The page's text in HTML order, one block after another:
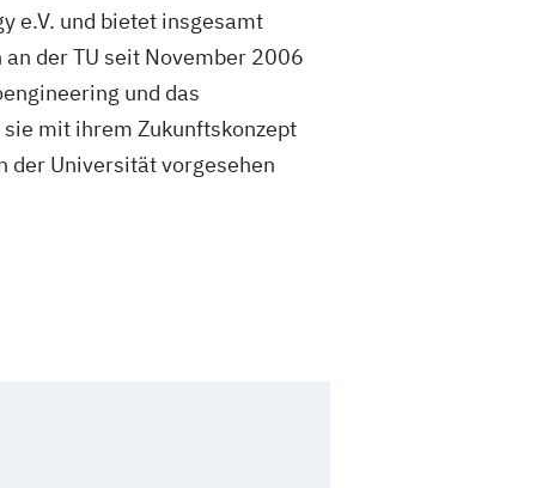
e.V. und bietet insgesamt
der TU seit November 2006
und das
mit ihrem Zukunftskonzept
der Universität vorgesehen